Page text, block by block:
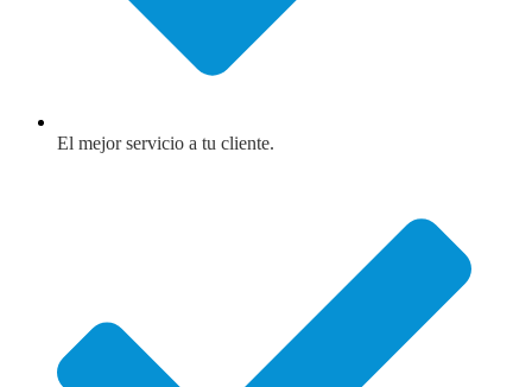
El mejor servicio a tu cliente.